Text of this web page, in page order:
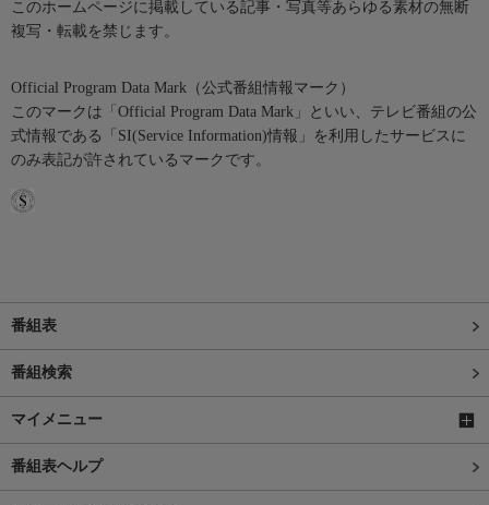
このホームページに掲載している記事・写真等あらゆる素材の無断
複写・転載を禁じます。
Official Program Data Mark（公式番組情報マーク）
このマークは「Official Program Data Mark」といい、テレビ番組の公
式情報である「SI(Service Information)情報」を利用したサービスに
のみ表記が許されているマークです。
番組表
番組検索
マイメニュー
番組表ヘルプ